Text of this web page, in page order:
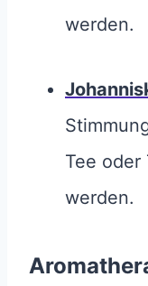
werden.
Tee oder
werden.